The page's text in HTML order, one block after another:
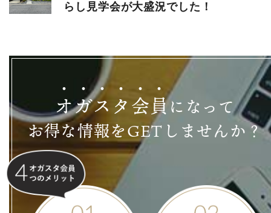
らし見学会が大盛況でした！
オガス タ会員になって
お得な情報をGETしませんか？